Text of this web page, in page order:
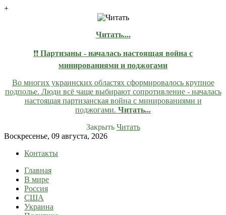
+
Читать....
❗❗ Партизаны - началась настоящая война с
минированиями и поджогами
Во многих украинских областях сформировалось крупное
подполье. Люди всё чаще выбирают сопротивление - началась
настоящая партизанская война с минированиями и
поджогами. Читать...
Закрыть Читать
Skip
content
Воскресенье, 09 августа, 2026
Контакты
lentaruss
lentaruss — Новости
Главная
В мире
Россия
США
Украина